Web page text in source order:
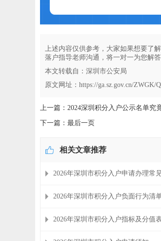
上述内容仅供参考，大家如果想要了
落户指导老师沟通，将一对一为您解答
本文转载自：深圳市公安局
原文网址：https://ga.sz.gov.cn/ZWGK/
上一篇：2024深圳积分入户公示名单究
下一篇：最后一页
相关文章推荐
2026年深圳市积分入户申请办理常
2026年深圳市积分入户负面行为清
2026年深圳市积分入户指标及分值